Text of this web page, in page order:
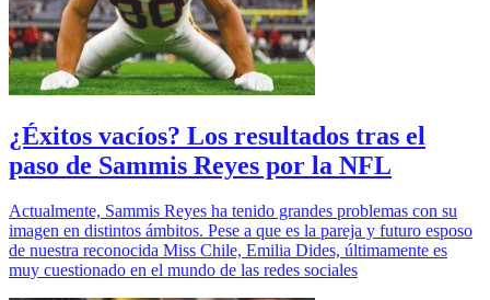
¿Éxitos vacíos? Los resultados tras el
paso de Sammis Reyes por la NFL
Actualmente, Sammis Reyes ha tenido grandes problemas con su
imagen en distintos ámbitos. Pese a que es la pareja y futuro esposo
de nuestra reconocida Miss Chile, Emilia Dides, últimamente es
muy cuestionado en el mundo de las redes sociales